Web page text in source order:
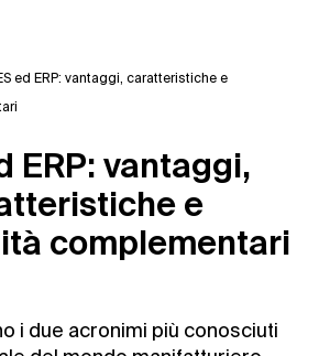
ed ERP: vantaggi, caratteristiche e
ERP: vantaggi,
e
complementari
i due acronimi più conosciuti